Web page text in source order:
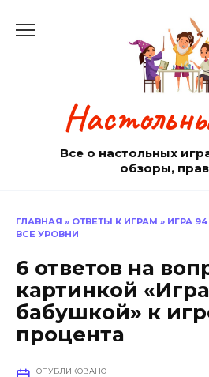
Все о настольных
обзоры,
ГЛАВНАЯ » ОТВЕТЫ К ИГРАМ » ИГРА
ВСЕ УРОВНИ
6 ответов на
картинкой
бабушкой» к
процента
ОПУБЛИКОВАНО